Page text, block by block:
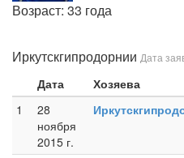
Возраст: 33 года
Иркутскгипродорнии Дата
Дата Хозяева
1
28
ноября
2015 г.